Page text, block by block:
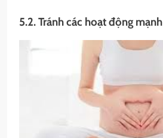
5.2. Tránh các hoạt động mạnh